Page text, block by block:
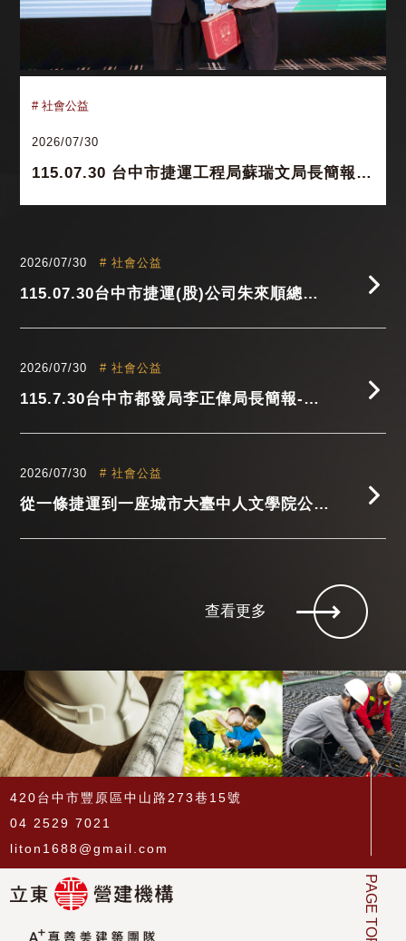
# 社會公益
2026/07/30
115.07.30 台中市捷運工程局蘇瑞文局長簡報-軌道建設與台中都會的發展
2026/07/30 # 社會公益
115.07.30台中市捷運(股)公司朱來順總經理簡報-軌道建設與都市發展要如何加速推動與有效整合
2026/07/30 # 社會公益
115.7.30台中市都發局李正偉局長簡報-因應軌道運輸的台中都會發展
2026/07/30 # 社會公益
從一條捷運到一座城市大臺中人文學院公益講堂第二講
查看更多
420台中市豐原區中山路273巷15號
04 2529 7021
liton1688@gmail.com
PAGE TOP